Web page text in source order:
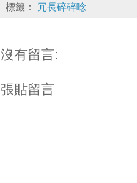
標籤： 冗長碎碎唸
沒有留言:
張貼留言